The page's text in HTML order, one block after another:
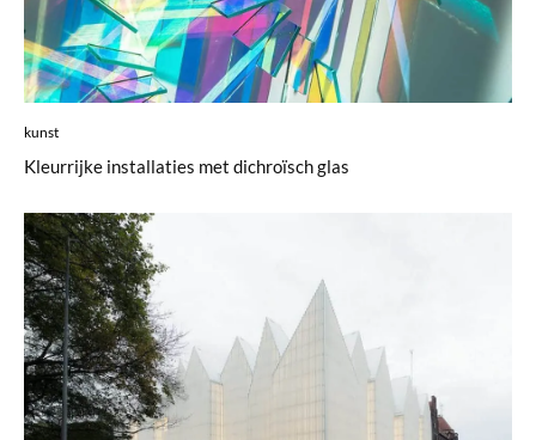
kunst
Kleurrijke installaties met dichroïsch glas